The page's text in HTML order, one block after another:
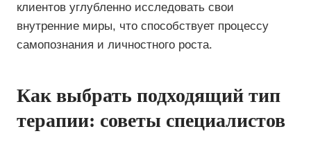
клиентов углубленно исследовать свои
внутренние миры, что способствует процессу
самопознания и личностного роста.
Как выбрать подходящий тип
терапии: советы специалистов